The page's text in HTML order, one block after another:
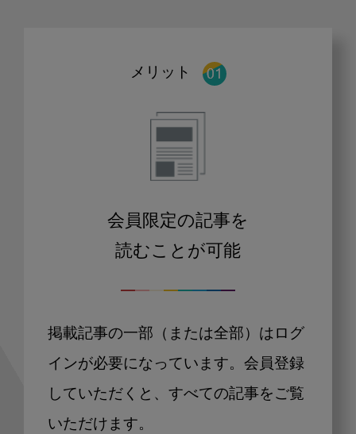
メリット
会員限定の記事を
読むことが可能
掲載記事の一部（または全部）はログ
インが必要になっています。会員登録
していただくと、すべての記事をご覧
いただけます。